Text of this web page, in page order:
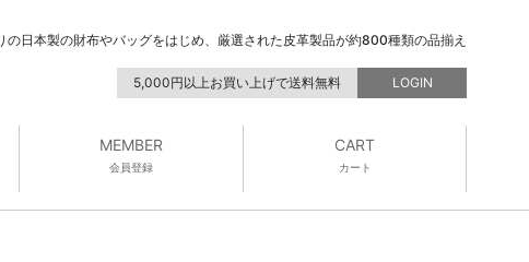
の日本製の財布やバッグをはじめ、厳選された皮革製品が約800種類の品揃え
5,000円以上お買い上げで送料無料 LOGIN
MEMBER
会員登録
CART
カート